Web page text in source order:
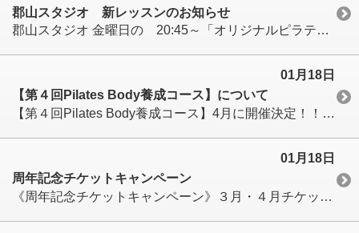
郡山スタジオ 新レッスンのお知らせ
郡山スタジオ 金曜日の 20:45～「オリジナルピラティス」 【担当Mari】に変わります（郡山）
01月18日
【第４回Pilates Body養成コース】について
【第４回Pilates Body養成コース】4月に開催決定！！ 無料説明会：2/3(日)、3/3(日)となっております。
01月18日
周年記念チケットキャンペーン
《周年記念チケットキャンペーン》３月・４月チケットが❝５％ＯＦＦ❞！！となっております。すべてのレッスンにご活用いただけます。